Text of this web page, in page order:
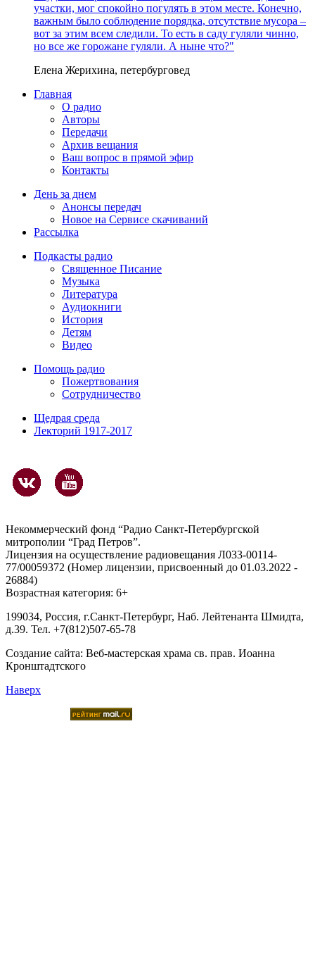
участки, мог спокойно погулять в этом месте. Конечно,
важным было соблюдение порядка, отсутствие мусора –
вот за этим всем следили. То есть в саду гуляли чинно,
но все же горожане гуляли. А ныне что?"
Елена Жерихина, петербурговед
Главная
О радио
Авторы
Передачи
Архив вещания
Ваш вопрос в прямой эфир
Контакты
День за днем
Анонсы передач
Новое на Сервисе скачиваний
Рассылка
Подкасты радио
Священное Писание
Музыка
Литература
Аудиокниги
История
Детям
Видео
Помощь радио
Пожертвования
Сотрудничество
Щедрая среда
Лекторий 1917-2017
Некоммерческий фонд “Радио Санкт-Петербургской
митрополии “Град Петров”.
Лицензия на осуществление радиовещания Л033-00114-
77/00059372 (Номер лицензии, присвоенный до 01.03.2022 -
26884)
Возрастная категория: 6+
199034, Россия, г.Санкт-Петербург, Наб. Лейтенанта Шмидта,
д.39. Тел. +7(812)507-65-78
Создание сайта: Веб-мастерская храма св. прав. Иоанна
Кронштадтского
Наверх